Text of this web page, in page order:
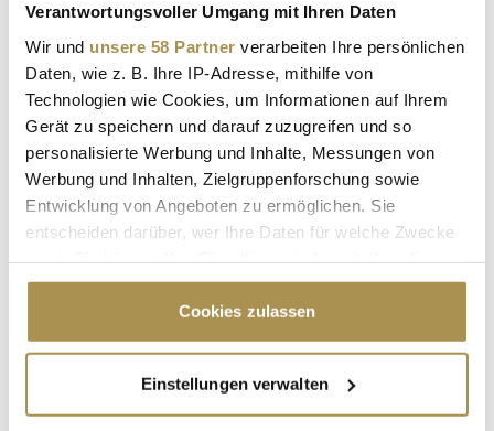
Verantwortungsvoller Umgang mit Ihren Daten
Wir und unsere 58 Partner verarbeiten Ihre persönlichen
Daten, wie z. B. Ihre IP-Adresse, mithilfe von
Technologien wie Cookies, um Informationen auf Ihrem
Gerät zu speichern und darauf zuzugreifen und so
personalisierte Werbung und Inhalte, Messungen von
Werbung und Inhalten, Zielgruppenforschung sowie
Entwicklung von Angeboten zu ermöglichen. Sie
entscheiden darüber, wer Ihre Daten für welche Zwecke
Cookie-Erklärung oder durch Klicken auf das Privacy
Trigger Symbol ändern oder widerrufen
Informationen über Ihre geografische Lage
erfassen, welche bis auf einige Meter genau sein
Cookies zulassen
Einstellungen verwalten